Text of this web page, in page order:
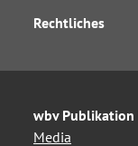
Rechtliches
wbv Publikation
Media